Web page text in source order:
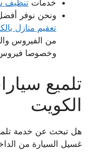
خدمات تنظيف
ونحن نوفر
تعقيم منازل
من الفيروس
وخصوصا فيروس
تلميع
الكويت
هل تبحث عن خدمة
غسيل السيارة من